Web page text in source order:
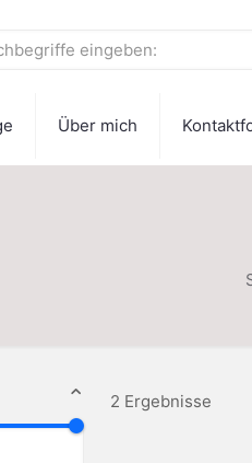
Über mich
2 Ergebnisse